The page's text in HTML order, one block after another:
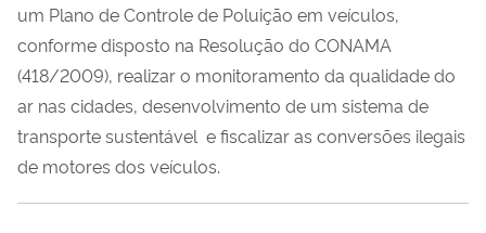
um Plano de Controle de Poluição em veículos,
conforme disposto na Resolução do CONAMA
(418/2009), realizar o monitoramento da qualidade do
ar nas cidades, desenvolvimento de um sistema de
transporte sustentável e fiscalizar as conversões ilegais
de motores dos veículos.